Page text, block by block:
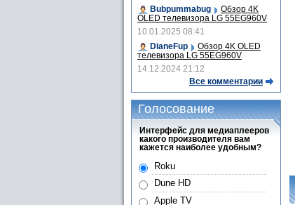
Bubpummabug
Обзор 4K
OLED телевизора LG 55EG960V
10.01.2025 08:41
DianeFup
Обзор 4K OLED
телевизора LG 55EG960V
14.12.2024 21:12
Все комментарии
Голосование
Интерфейс для медиаплееров
какого производителя вам
кажется наиболее удобным?
Roku
Dune HD
Apple TV